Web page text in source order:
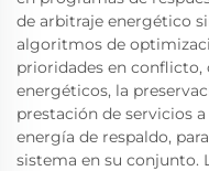
de arbitraje energético
algoritmos de
prioridades en
energéticos, la
prestación de servicios
energía de respaldo,
sistema en su conjunto.